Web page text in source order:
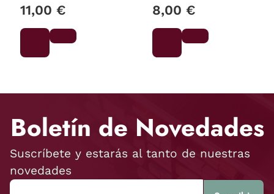
11,00 € 8,00 €
Boletín de Novedades
Suscríbete y estarás al tanto de nuestras
novedades